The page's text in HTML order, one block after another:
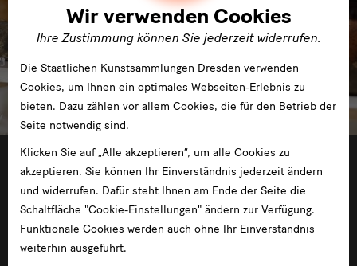
09.12.2016 —08.04.2018
Wir verwenden Cookies
Ihre Zustimmung können Sie jederzeit widerrufen.
Die Staatlichen Kunstsammlungen Dresden verwenden
Cookies, um Ihnen ein optimales Webseiten-Erlebnis zu
bieten. Dazu zählen vor allem Cookies, die für den Betrieb der
Seite notwendig sind.
Klicken Sie auf „Alle akzeptieren“, um alle Cookies zu
akzeptieren. Sie können Ihr Einverständnis jederzeit ändern
und widerrufen. Dafür steht Ihnen am Ende der Seite die
Schaltfläche "Cookie-Einstellungen" ändern zur Verfügung.
Funktionale Cookies werden auch ohne Ihr Einverständnis
weiterhin ausgeführt.